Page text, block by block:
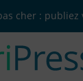
cher :